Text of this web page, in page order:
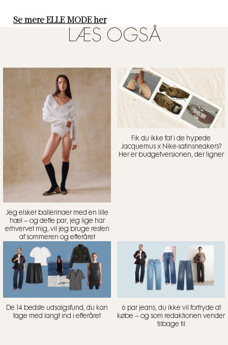
Se mere ELLE MODE her
LÆS OGSÅ
Jeg elsker ballerinaer med en lille
hæl – og dette par, jeg lige har
erhvervet mig, vil jeg bruge resten
af sommeren og efteråret
Fik du ikke fat i de hypede
Jacquemus x Nike-satinsneakers?
Her er budgetversionen, der ligner
De 14 bedste udsalgsfund, du kan
tage med langt ind i efteråret
6 par jeans, du ikke vil fortryde at
købe – og som redaktionen vender
tilbage til